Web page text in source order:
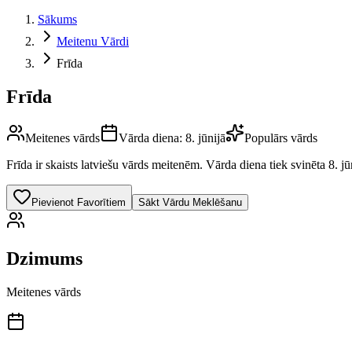
Sākums
Meitenu Vārdi
Frīda
Frīda
Meitenes vārds Vārda diena: 8. jūnijā
Populārs vārds
Frīda ir skaists latviešu vārds meitenēm. Vārda diena tiek svinēta 8.
Pievienot Favorītiem Sākt Vārdu Meklēšanu
Dzimums
Meitenes vārds